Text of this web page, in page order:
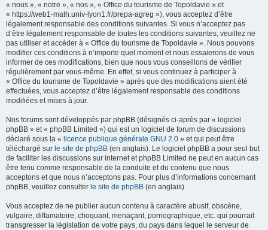
« nous », « notre », « nos », « Office du tourisme de Topoldavie » et
« https://web1-math.univ-lyon1.fr/prepa-agreg »), vous acceptez d’être
légalement responsable des conditions suivantes. Si vous n’acceptez pas
d’être légalement responsable de toutes les conditions suivantes, veuillez ne
pas utiliser et accéder à « Office du tourisme de Topoldavie ». Nous pouvons
modifier ces conditions à n’importe quel moment et nous essaierons de vous
informer de ces modifications, bien que nous vous conseillons de vérifier
régulièrement par vous-même. En effet, si vous continuez à participer à
« Office du tourisme de Topoldavie » après que des modifications aient été
effectuées, vous acceptez d’être légalement responsable des conditions
modifiées et mises à jour.
Nos forums sont développés par phpBB (désignés ci-après par « logiciel
phpBB » et « phpBB Limited ») qui est un logiciel de forum de discussions
déclaré sous la « licence publique générale GNU 2.0 » et qui peut être
téléchargé sur le site de phpBB (en anglais). Le logiciel phpBB a pour seul but
de faciliter les discussions sur internet et phpBB Limited ne peut en aucun cas
être tenu comme responsable de la conduite et du contenu que nous
acceptons et que nous n’acceptons pas. Pour plus d’informations concernant
phpBB, veuillez consulter le site de phpBB (en anglais).
Vous acceptez de ne publier aucun contenu à caractère abusif, obscène,
vulgaire, diffamatoire, choquant, menaçant, pornographique, etc. qui pourrait
transgresser la législation de votre pays, du pays dans lequel le serveur de